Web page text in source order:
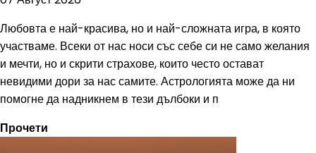
Любовта е най-красива, но и най-сложната игра, в която
участваме. Всеки от нас носи със себе си не само желания
и мечти, но и скрити страхове, които често остават
невидими дори за нас самите. Астрологията може да ни
помогне да надникнем в тези дълбоки и п
Прочети